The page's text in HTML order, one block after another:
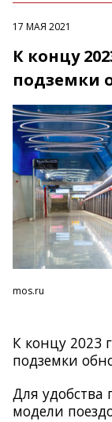
17 МАЯ 2021
К концу
подземки
mos.ru
К концу 2023
подземки
Для удобства
модели